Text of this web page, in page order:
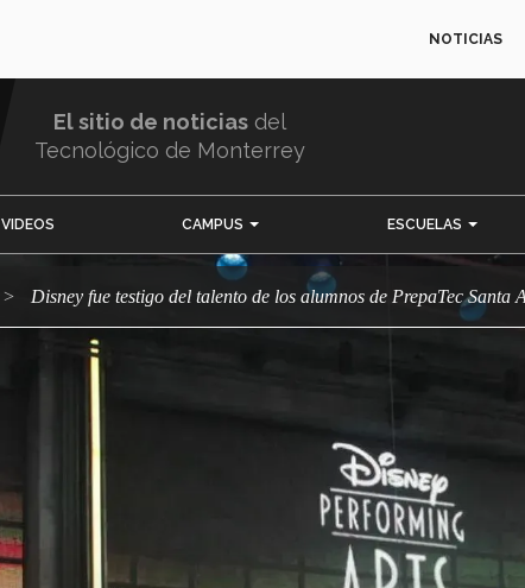
NOTICIAS
El sitio de noticias del
Tecnológico de Monterrey
VIDEOS CAMPUS ESCUELAS
Disney fue testigo del talento de los alumnos de PrepaTec Santa